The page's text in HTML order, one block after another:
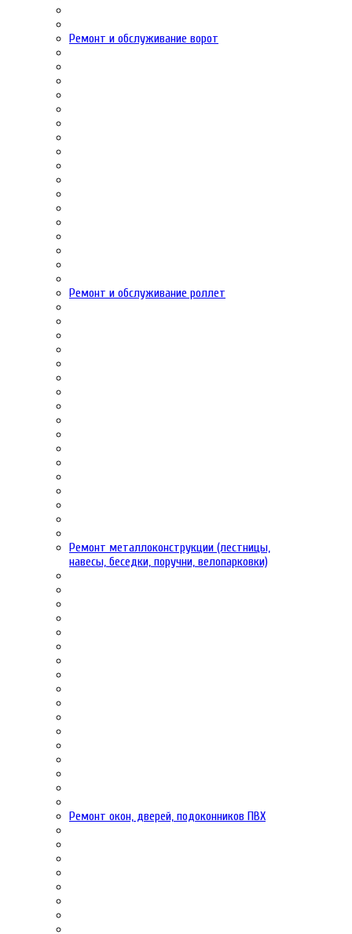
Ремонт и обслуживание ворот
Ремонт и обслуживание роллет
Ремонт металлоконструкции (лестницы,
навесы, беседки, поручни, велопарковки)
Ремонт окон, дверей, подоконников ПВХ